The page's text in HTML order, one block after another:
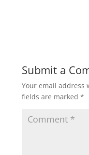
Submit a
Your email address
fields are marked *